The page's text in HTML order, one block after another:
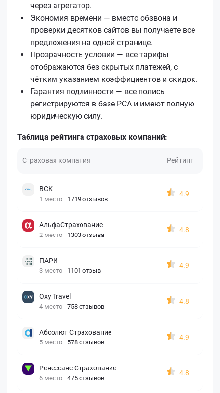
через агрегатор.
Экономия времени — вместо обзвона и
проверки десятков сайтов вы получаете все
предложения на одной странице.
Прозрачность условий — все тарифы
отображаются без скрытых платежей, с
чётким указанием коэффициентов и скидок.
Гарантия подлинности — все полисы
регистрируются в базе РСА и имеют полную
юридическую силу.
Таблица рейтинга страховых компаний:
Страховая компания Рейтинг
ВСК
1 место 1719 отзывов
4.9
АльфаСтрахование
2 место 1303 отзыва
4.8
ПАРИ
3 место 1101 отзыв
4.9
Oxy Travel
4 место 758 отзывов
4.8
Абсолют Страхование
5 место 578 отзывов
4.9
Ренессанс Страхование
6 место 475 отзывов
4.8